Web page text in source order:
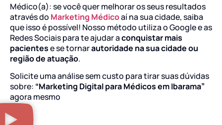
Médico(a): se você quer melhorar os seus resultados
através do Marketing Médicoaí na sua cidade, saiba
que isso é possível! Nosso método utiliza o Google e as
Redes Sociais para te ajudar aconquistar mais
pacientese se tornarautoridade na sua cidade ou
região de atuação.
Solicite uma análise sem custo para tirar suas dúvidas
sobre: “Marketing Digital para Médicos em Ibarama”
agora mesmo